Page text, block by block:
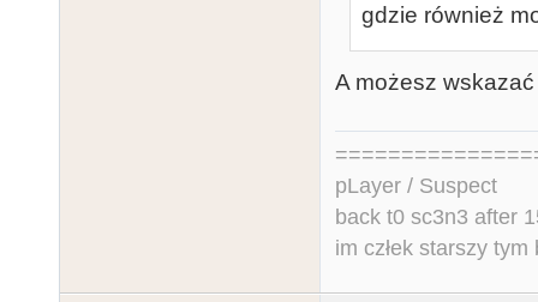
gdzie również
A możesz
pLayer / Suspect
back t0 sc3n3 after
im człek starszy